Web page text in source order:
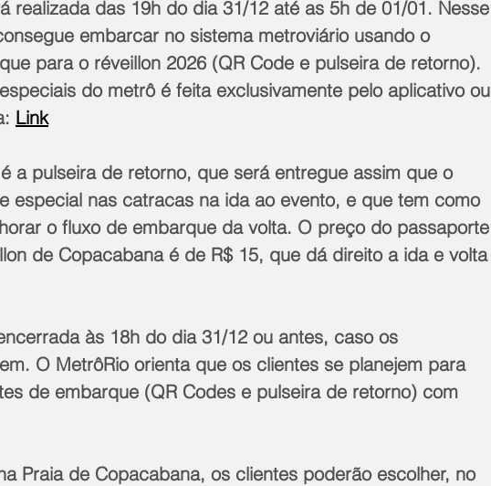
realizada das 19h do dia 31/12 até as 5h de 01/01. Nesse
embarcar no sistema metroviário usando o
para o réveillon 2026 (QR Code e pulseira de retorno).
do metrô é feita exclusivamente pelo aplicativo ou
Link
a pulseira de retorno, que será entregue assim que o
especial nas catracas na ida ao evento, e que tem como
o fluxo de embarque da volta. O preço do passaporte
de Copacabana é de R$ 15, que dá direito a ida e volta
às 18h do dia 31/12 ou antes, caso os
O MetrôRio orienta que os clientes se planejem para
de embarque (QR Codes e pulseira de retorno) com
Praia de Copacabana, os clientes poderão escolher, no